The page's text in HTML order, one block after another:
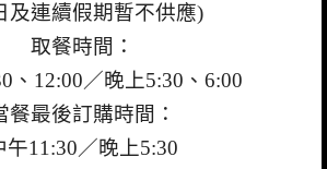
及連續假期暫不供應)
取餐時間：
、12:00／晚上5:30、6:00
餐最後訂購時間：
午11:30／晚上5:30